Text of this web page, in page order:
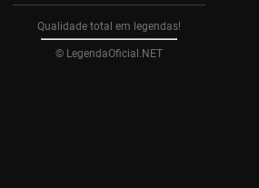
Qualidade total em legendas!
© LegendaOficial.NET